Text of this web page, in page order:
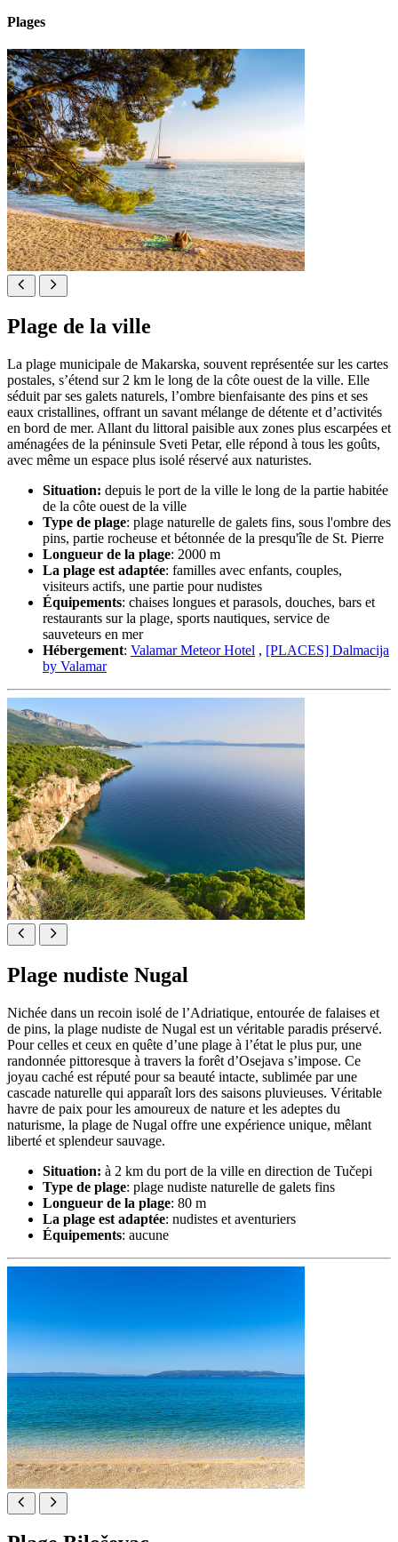
Plages
Plage de la ville
La plage municipale de Makarska, souvent représentée sur les cartes
postales, s’étend sur 2 km le long de la côte ouest de la ville. Elle
séduit par ses galets naturels, l’ombre bienfaisante des pins et ses
eaux cristallines, offrant un savant mélange de détente et d’activités
en bord de mer. Allant du littoral paisible aux zones plus escarpées et
aménagées de la péninsule Sveti Petar, elle répond à tous les goûts,
avec même un espace plus isolé réservé aux naturistes.
Situation: depuis le port de la ville le long de la partie habitée
de la côte ouest de la ville
Type de plage: plage naturelle de galets fins, sous l'ombre des
pins, partie rocheuse et bétonnée de la presqu'île de St. Pierre
Longueur de la plage: 2000 m
La plage est adaptée: familles avec enfants, couples,
visiteurs actifs, une partie pour nudistes
Équipements: chaises longues et parasols, douches, bars et
restaurants sur la plage, sports nautiques, service de
sauveteurs en mer
Hébergement: Valamar Meteor Hotel , [PLACES] Dalmacija
by Valamar
Plage nudiste Nugal
Nichée dans un recoin isolé de l’Adriatique, entourée de falaises et
de pins, la plage nudiste de Nugal est un véritable paradis préservé.
Pour celles et ceux en quête d’une plage à l’état le plus pur, une
randonnée pittoresque à travers la forêt d’Osejava s’impose. Ce
joyau caché est réputé pour sa beauté intacte, sublimée par une
cascade naturelle qui apparaît lors des saisons pluvieuses. Véritable
havre de paix pour les amoureux de nature et les adeptes du
naturisme, la plage de Nugal offre une expérience unique, mêlant
liberté et splendeur sauvage.
Situation: à 2 km du port de la ville en direction de Tučepi
Type de plage: plage nudiste naturelle de galets fins
Longueur de la plage: 80 m
La plage est adaptée: nudistes et aventuriers
Équipements: aucune